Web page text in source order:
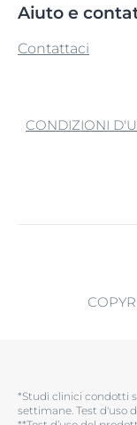
Aiuto e
Contattaci
CONDIZIONI
*Studi clinici condotti
settimane. Test d'uso